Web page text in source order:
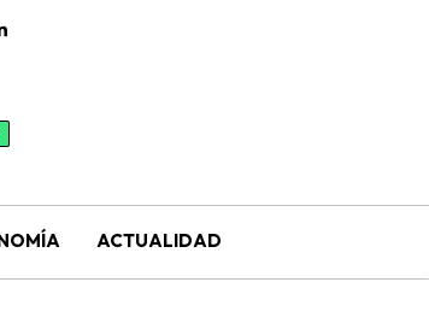
ACTUALIDAD